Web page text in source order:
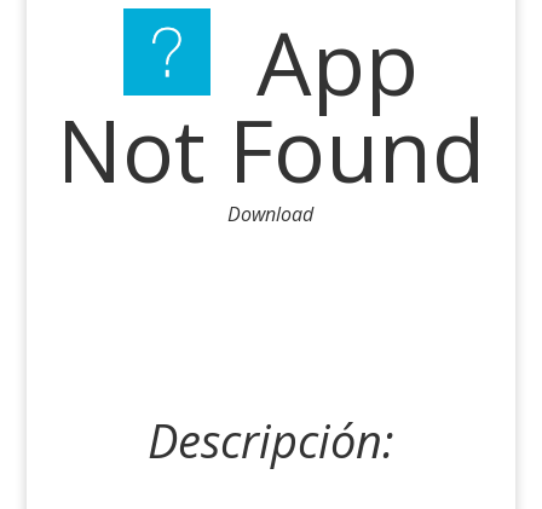
App
Not Found
Download
Descripción: